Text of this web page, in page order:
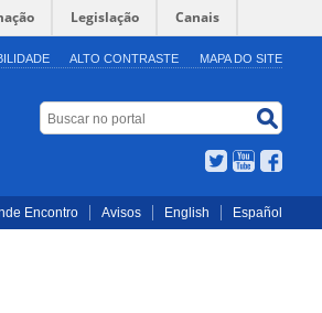
Legislação Canais
ALTO CONTRASTE MAPA DO SITE
Buscar no portal
TwitterYouTube
Encontro Avisos English Español